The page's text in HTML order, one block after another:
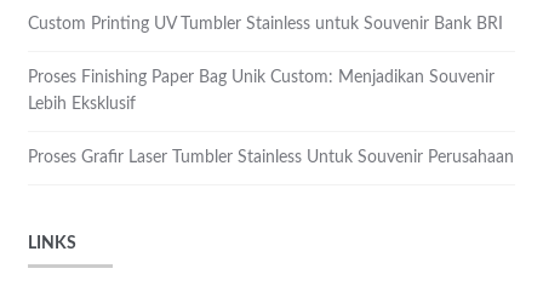
Custom Printing UV Tumbler Stainless untuk Souvenir Bank BRI
Proses Finishing Paper Bag Unik Custom: Menjadikan Souvenir
Lebih Eksklusif
Proses Grafir Laser Tumbler Stainless Untuk Souvenir Perusahaan
LINKS